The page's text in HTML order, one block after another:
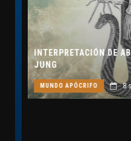
INTERPRETACIÓN DE
JUNG
MUNDO APÓCRIFO 8